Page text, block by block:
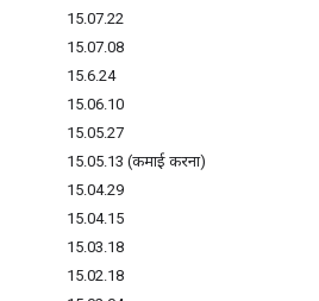
15.07.22
15.07.08
15.6.24
15.06.10
15.05.27
15.05.13 (कमाई करना)
15.04.29
15.04.15
15.03.18
15.02.18